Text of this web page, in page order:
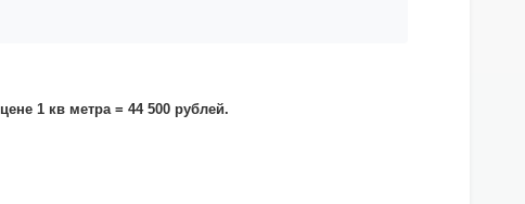
1 кв метра = 44 500 рублей.